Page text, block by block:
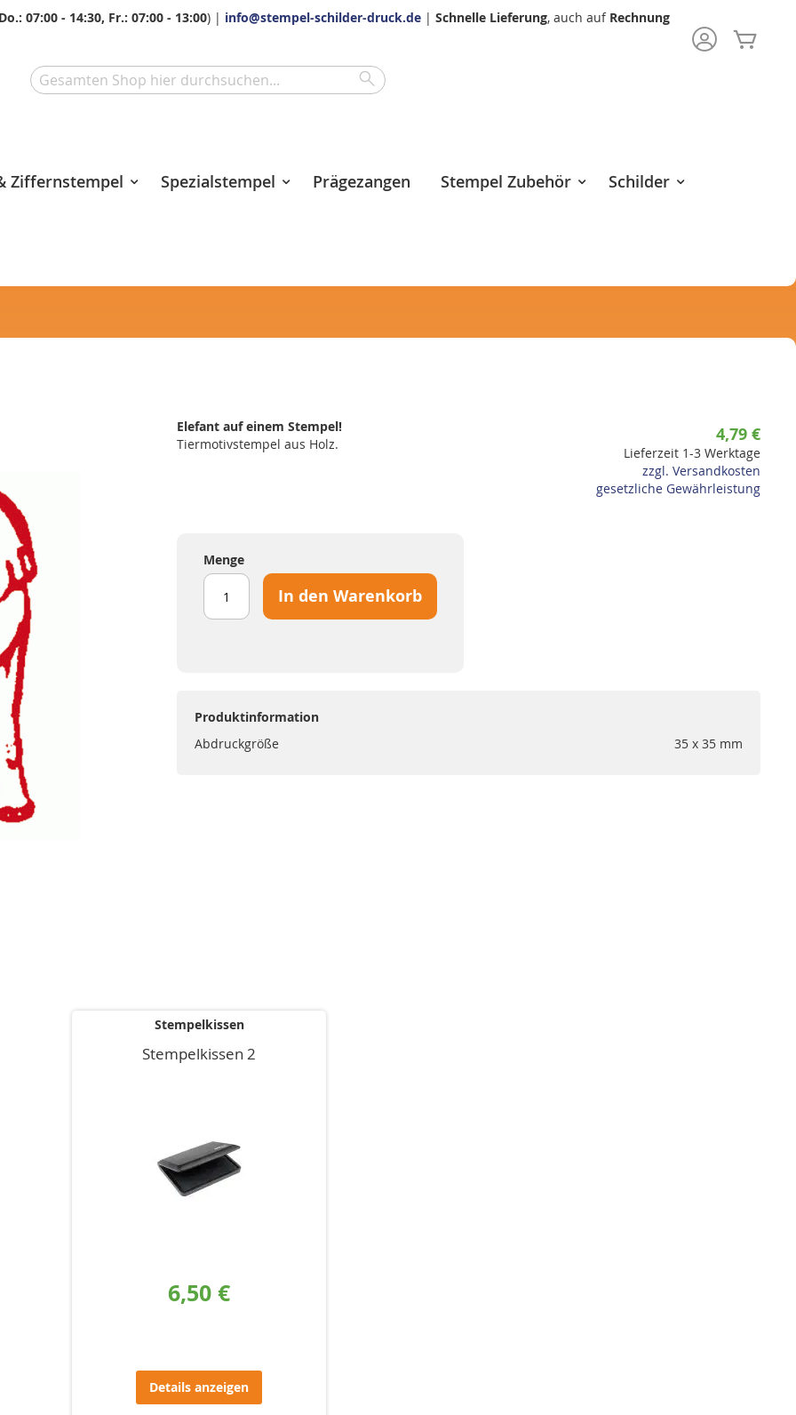
07:00 - 14:30, Fr.: 07:00 - 13:00) | info@stempel-schilder-druck.de | Schnelle Lieferung, auch auf Rechnung
Search
Ziffernstempel Spezialstempel Prägezangen Stempel Zubehör Schilder
4,79 €
Lieferzeit 1-3 Werktage
zzgl. Versandkosten
gesetzliche Gewährleistung
Elefant auf einem Stempel!
Tiermotivstempel aus Holz.
Menge
In den Warenkorb
Produktinformation
Abdruckgröße
35 x 35 mm
Stempelkissen
Stempelkissen 2
6,50 €
Details anzeigen